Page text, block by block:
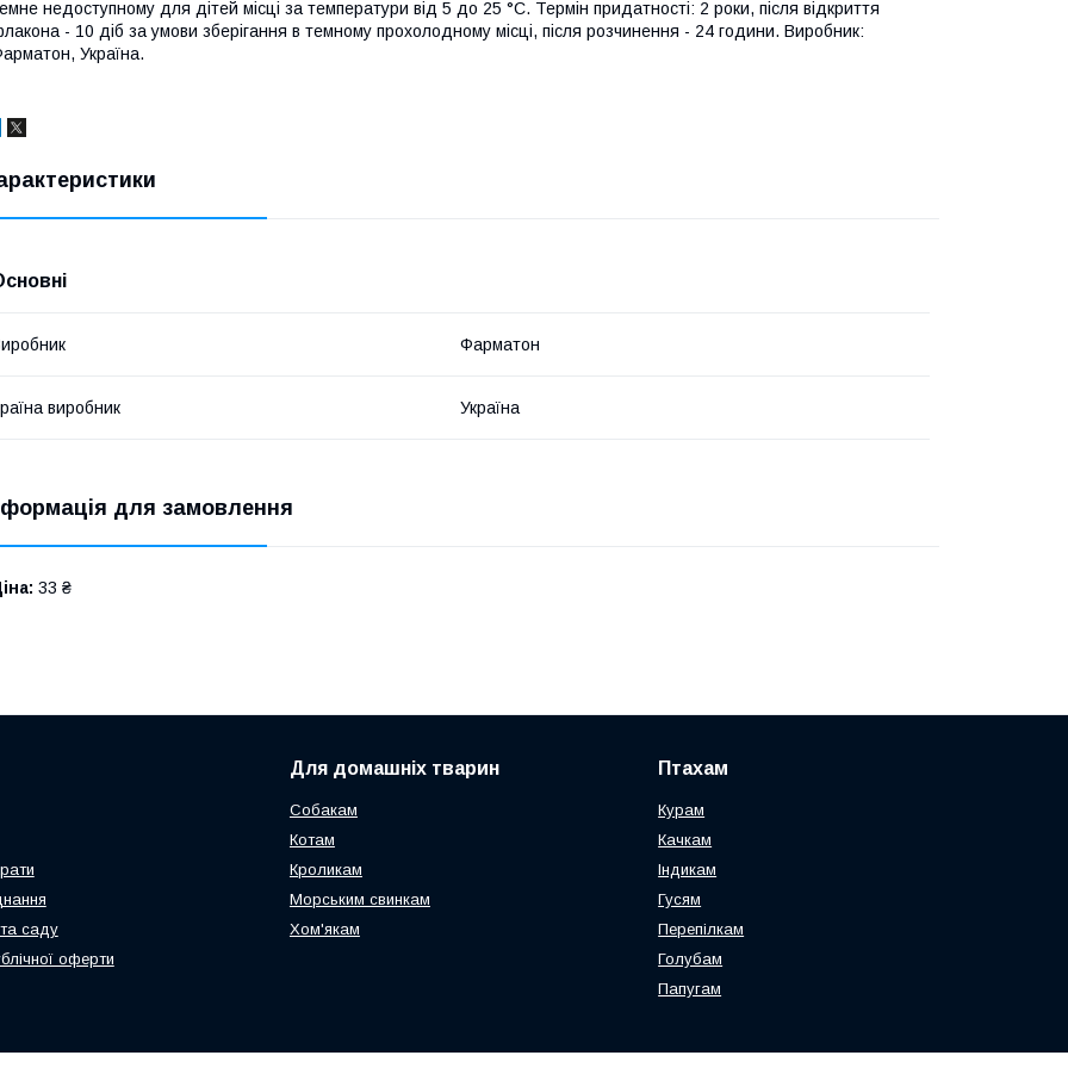
недоступному для дітей місці за температури від 5 до 25 °С. Термін придатності: 2 роки, після відкриття
- 10 діб за умови зберігання в темному прохолодному місці, після розчинення - 24 години. Виробник:
Україна.
Фарматон
виробник Україна
для замовлення
33 ₴
саду
оферти
Для домашніх тварин
Собакам
Котам
Кроликам
Морським свинкам
Хом'якам
Птахам
Курам
Качкам
Індикам
Гусям
Перепілкам
Голубам
Папугам